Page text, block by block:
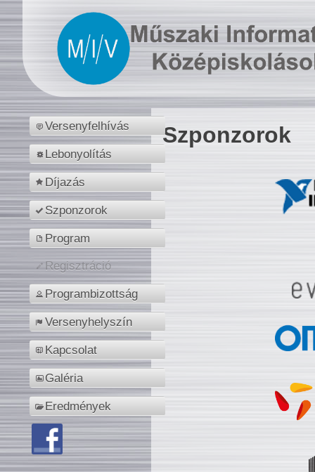
Versenyfelhívás
Lebonyolítás
Díjazás
Szponzorok
Program
Regisztráció
Programbizottság
Versenyhelyszín
Kapcsolat
Galéria
Eredmények
Szponzorok